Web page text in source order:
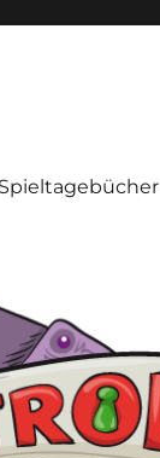
Spieltagebücher